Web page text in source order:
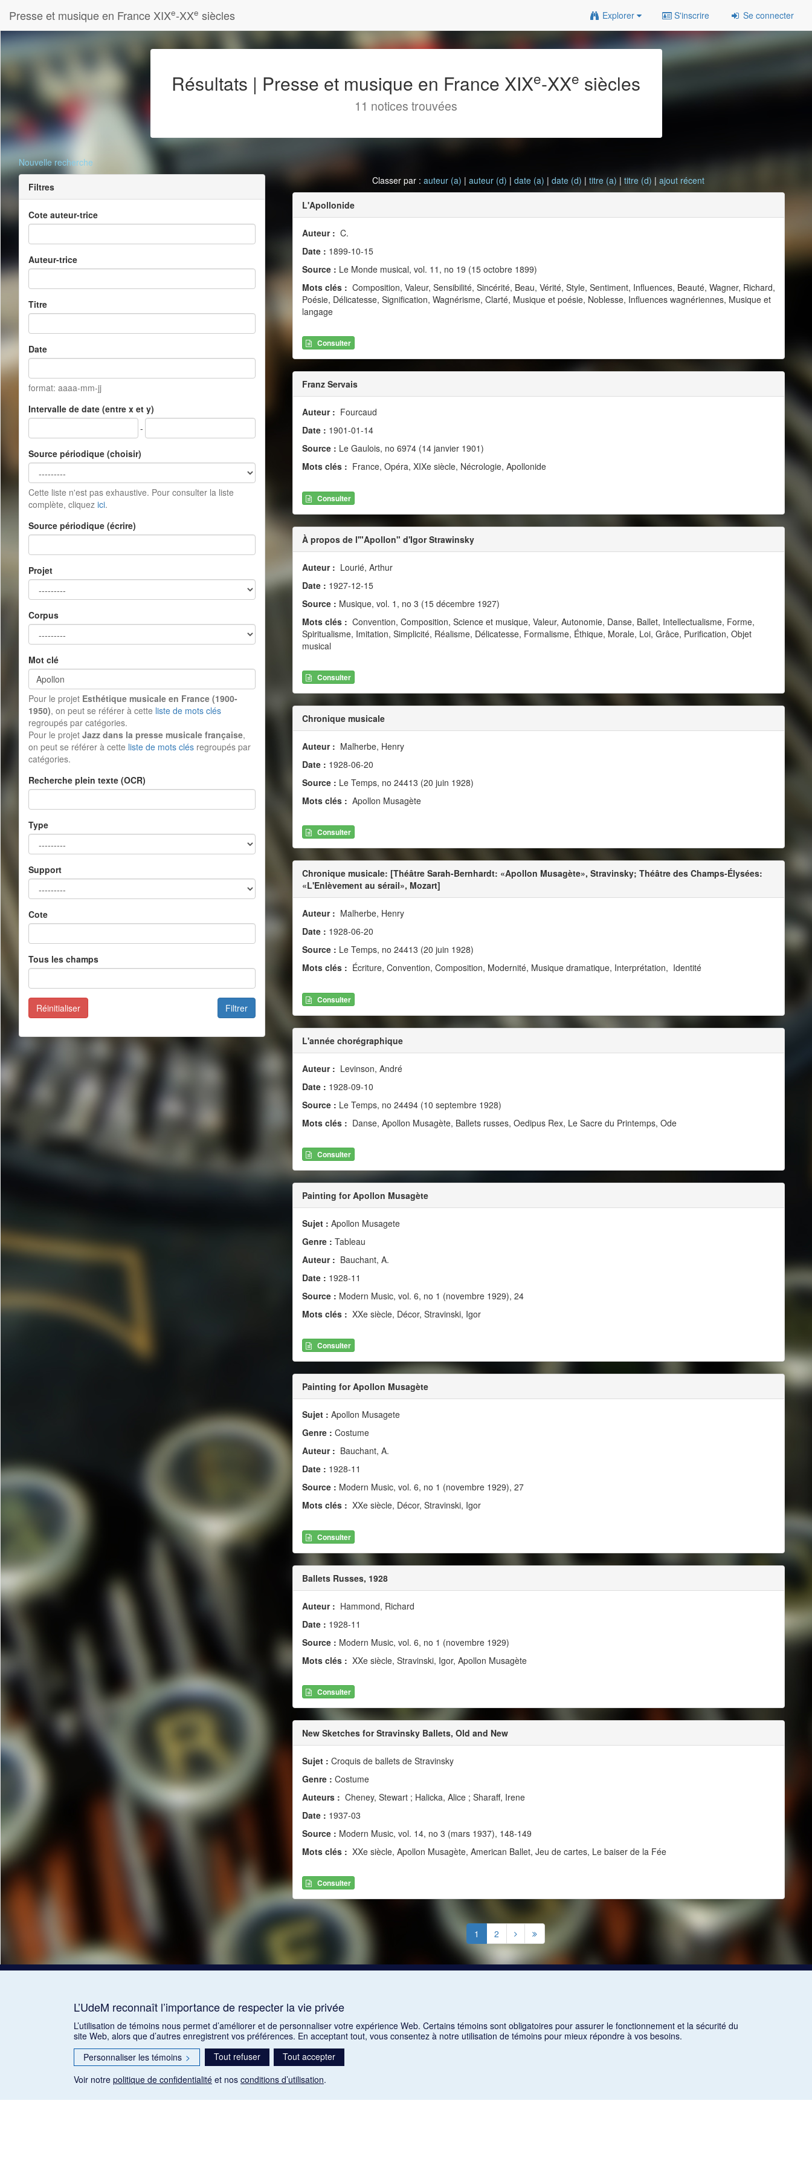
Presse et musique en France XIXe-XXe siècles Explorer S'inscrire Se connecter
Résultats | Presse et musique en France XIXe-XXe siècles
11 notices trouvées
Nouvelle recherche
Filtres
Cote auteur-trice
Auteur-trice
Titre
Date
format: aaaa-mm-jj
Intervalle de date (entre x et y)
-
Source périodique (choisir)
Cette liste n'est pas exhaustive. Pour consulter la liste
complète, cliquez ici.
Source périodique (écrire)
Projet
Corpus
Mot clé
Pour le projet Esthétique musicale en France (1900-
1950), on peut se référer à cette liste de mots clés
regroupés par catégories.
Pour le projet Jazz dans la presse musicale française,
on peut se référer à cette liste de mots clés regroupés par
catégories.
Recherche plein texte (OCR)
Type
Support
Cote
Tous les champs
Filtrer
Réinitialiser
Classer par :auteur (a) |auteur (d) |date (a) |date (d) |titre (a) |titre (d) |ajout récent
L'Apollonide
Auteur : C.
Date : 1899-10-15
Source : Le Monde musical, vol. 11, no 19 (15 octobre 1899)
Mots clés : Composition, Valeur, Sensibilité, Sincérité, Beau, Vérité, Style, Sentiment, Influences, Beauté, Wagner, Richard,
Poésie, Délicatesse, Signification, Wagnérisme, Clarté, Musique et poésie, Noblesse, Influences wagnériennes, Musique et
langage
Consulter
Franz Servais
Auteur : Fourcaud
Date : 1901-01-14
Source : Le Gaulois, no 6974 (14 janvier 1901)
Mots clés : France, Opéra, XIXe siècle, Nécrologie, Apollonide
Consulter
À propos de l'"Apollon" d'Igor Strawinsky
Auteur : Lourié, Arthur
Date : 1927-12-15
Source : Musique, vol. 1, no 3 (15 décembre 1927)
Mots clés : Convention, Composition, Science et musique, Valeur, Autonomie, Danse, Ballet, Intellectualisme, Forme,
Spiritualisme, Imitation, Simplicité, Réalisme, Délicatesse, Formalisme, Éthique, Morale, Loi, Grâce, Purification, Objet
musical
Consulter
Chronique musicale
Auteur : Malherbe, Henry
Date : 1928-06-20
Source : Le Temps, no 24413 (20 juin 1928)
Mots clés : Apollon Musagète
Consulter
Chronique musicale: [Théâtre Sarah-Bernhardt: «Apollon Musagète», Stravinsky; Théâtre des Champs-Élysées:
«L'Enlèvement au sérail», Mozart]
Auteur : Malherbe, Henry
Date : 1928-06-20
Source : Le Temps, no 24413 (20 juin 1928)
Mots clés : Écriture, Convention, Composition, Modernité, Musique dramatique, Interprétation, Identité
Consulter
L'année chorégraphique
Auteur : Levinson, André
Date : 1928-09-10
Source : Le Temps, no 24494 (10 septembre 1928)
Mots clés : Danse, Apollon Musagète, Ballets russes, Oedipus Rex, Le Sacre du Printemps, Ode
Consulter
Painting for Apollon Musagète
Sujet : Apollon Musagete
Genre : Tableau
Auteur : Bauchant, A.
Date : 1928-11
Source : Modern Music, vol. 6, no 1 (novembre 1929), 24
Mots clés : XXe siècle, Décor, Stravinski, Igor
Consulter
Painting for Apollon Musagète
Sujet : Apollon Musagete
Genre : Costume
Auteur : Bauchant, A.
Date : 1928-11
Source : Modern Music, vol. 6, no 1 (novembre 1929), 27
Mots clés : XXe siècle, Décor, Stravinski, Igor
Consulter
Ballets Russes, 1928
Auteur : Hammond, Richard
Date : 1928-11
Source : Modern Music, vol. 6, no 1 (novembre 1929)
Mots clés : XXe siècle, Stravinski, Igor, Apollon Musagète
Consulter
New Sketches for Stravinsky Ballets, Old and New
Sujet : Croquis de ballets de Stravinsky
Genre : Costume
Auteurs : Cheney, Stewart ; Halicka, Alice ; Sharaff, Irene
Date : 1937-03
Source : Modern Music, vol. 14, no 3 (mars 1937), 148-149
Mots clés : XXe siècle, Apollon Musagète, American Ballet, Jeu de cartes, Le baiser de la Fée
Consulter
1 2
L’UdeM reconnaît l’importance de respecter la vie privée
L’utilisation de témoins nous permet d’améliorer et de personnaliser votre expérience Web. Certains témoins sont obligatoires pour assurer le fonctionnement et la sécurité du
site Web, alors que d’autres enregistrent vos préférences. En acceptant tout, vous consentez à notre utilisation de témoins pour mieux répondre à vos besoins.
Personnaliser les témoins > Tout refuser
Tout accepter
Voir notre politique de confidentialité et nos conditions d’utilisation.